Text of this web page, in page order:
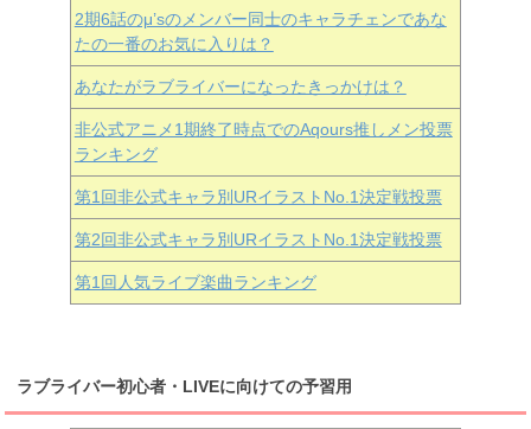
2期6話のμ’sのメンバー同士のキャラチェンであな
たの一番のお気に入りは？
あなたがラブライバーになったきっかけは？
非公式アニメ1期終了時点でのAqours推しメン投票
ランキング
第1回非公式キャラ別URイラストNo.1決定戦投票
第2回非公式キャラ別URイラストNo.1決定戦投票
第1回人気ライブ楽曲ランキング
ラブライバー初心者・LIVEに向けての予習用